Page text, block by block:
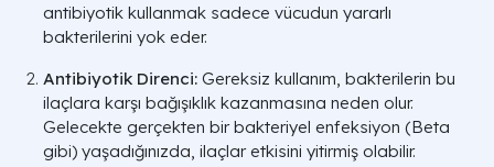
antibiyotik kullanmak sadece vücudun yararlı
bakterilerini yok eder.
Antibiyotik Direnci: Gereksiz kullanım, bakterilerin bu
ilaçlara karşı bağışıklık kazanmasına neden olur.
Gelecekte gerçekten bir bakteriyel enfeksiyon (Beta
gibi) yaşadığınızda, ilaçlar etkisini yitirmiş olabilir.